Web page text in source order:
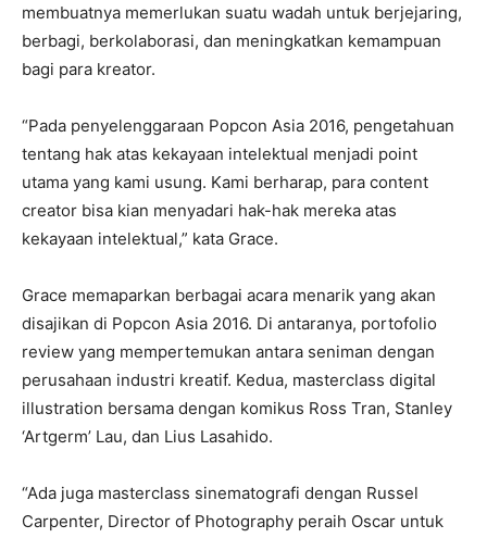
membuatnya memerlukan suatu wadah untuk berjejaring,
berbagi, berkolaborasi, dan meningkatkan kemampuan
bagi para kreator.
“Pada penyelenggaraan Popcon Asia 2016, pengetahuan
tentang hak atas kekayaan intelektual menjadi point
utama yang kami usung. Kami berharap, para content
creator bisa kian menyadari hak-hak mereka atas
kekayaan intelektual,” kata Grace.
Grace memaparkan berbagai acara menarik yang akan
disajikan di Popcon Asia 2016. Di antaranya, portofolio
review yang mempertemukan antara seniman dengan
perusahaan industri kreatif. Kedua, masterclass digital
illustration bersama dengan komikus Ross Tran, Stanley
‘Artgerm’ Lau, dan Lius Lasahido.
“Ada juga masterclass sinematografi dengan Russel
Carpenter, Director of Photography peraih Oscar untuk